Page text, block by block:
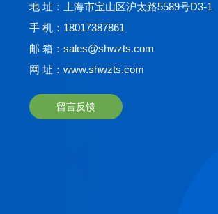
地 址：上海市宝山区沪太路5589号D3-1
手 机：18017387861
邮 箱：sales@shwzts.com
网 址：www.shwzts.com
留言反馈